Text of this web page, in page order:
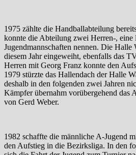
1975 zählte die Handballabteilung
konnte die Abteilung zwei Herren-, eine
Jugendmannschaften nennen. Die Halle
diesem Jahr eingeweiht, ebenfalls das
Herren mit Georg Franz konnte den
1979 stürzte das Hallendach der Halle
deshalb in den folgenden zwei Jahren
Kämpfer übernahm vorübergehend das
von Gerd Weber.
1982 schaffte die männliche A-Jugend
den Aufstieg in die Bezirksliga. In den